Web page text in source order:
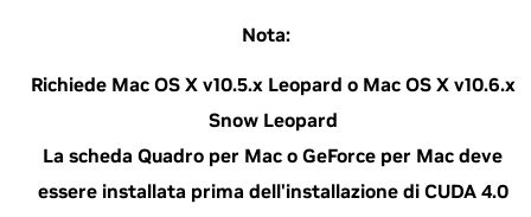
Nota:
Richiede Mac OS X v10.5.x Leopard o Mac OS X v10.6.x
Snow Leopard
La scheda Quadro per Mac o GeForce per Mac deve
essere installata prima dell'installazione di CUDA 4.0